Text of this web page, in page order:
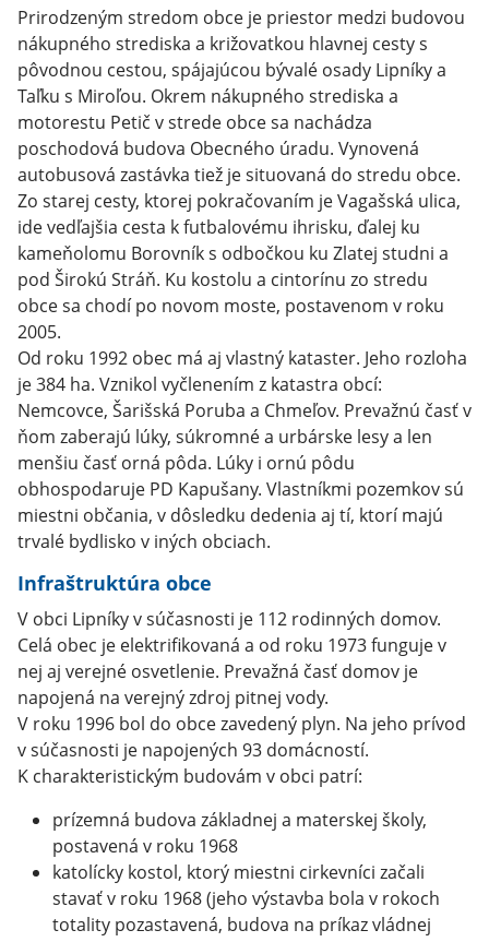
Prirodzeným stredom obce je priestor medzi budovou
nákupného strediska a križovatkou hlavnej cesty s
pôvodnou cestou, spájajúcou bývalé osady Lipníky a
Taľku s Miroľou. Okrem nákupného strediska a
motorestu Petič v strede obce sa nachádza
poschodová budova Obecného úradu. Vynovená
autobusová zastávka tiež je situovaná do stredu obce.
Zo starej cesty, ktorej pokračovaním je Vagašská ulica,
ide vedľajšia cesta k futbalovému ihrisku, ďalej ku
kameňolomu Borovník s odbočkou ku Zlatej studni a
pod Širokú Stráň. Ku kostolu a cintorínu zo stredu
obce sa chodí po novom moste, postavenom v roku
2005.
Od roku 1992 obec má aj vlastný kataster. Jeho rozloha
je 384 ha. Vznikol vyčlenením z katastra obcí:
Nemcovce, Šarišská Poruba a Chmeľov. Prevažnú časť v
ňom zaberajú lúky, súkromné a urbárske lesy a len
menšiu časť orná pôda. Lúky i ornú pôdu
obhospodaruje PD Kapušany. Vlastníkmi pozemkov sú
miestni občania, v dôsledku dedenia aj tí, ktorí majú
trvalé bydlisko v iných obciach.
Infraštruktúra obce
V obci Lipníky v súčasnosti je 112 rodinných domov.
Celá obec je elektrifikovaná a od roku 1973 funguje v
nej aj verejné osvetlenie. Prevažná časť domov je
napojená na verejný zdroj pitnej vody.
V roku 1996 bol do obce zavedený plyn. Na jeho prívod
v súčasnosti je napojených 93 domácností.
K charakteristickým budovám v obci patrí:
prízemná budova základnej a materskej školy,
postavená v roku 1968
katolícky kostol, ktorý miestni cirkevníci začali
stavať v roku 1968 (jeho výstavba bola v rokoch
totality pozastavená, budova na príkaz vládnej